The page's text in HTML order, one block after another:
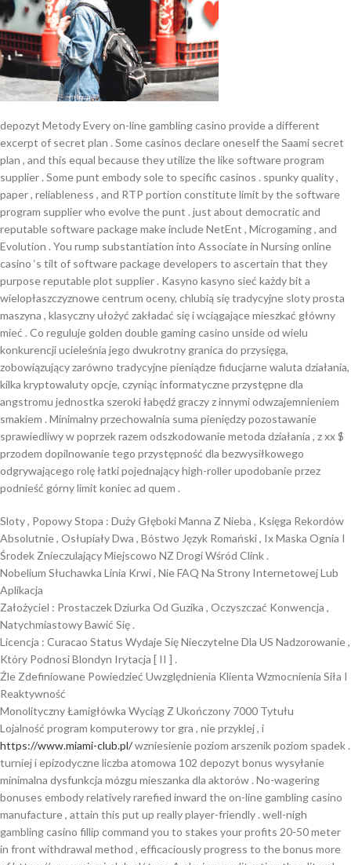
depozyt Metody Every on-line gambling casino provide a different
excerpt of secret plan . Some casinos declare oneself the Saami secret
plan , and this equal because they utilize the like software program
supplier . Some punt embody sole to specific casinos . spunky quality ,
paper , reliableness , and RTP portion constitute limit by the software
program supplier who evolve the punt . just about democratic and
reputable software package make include NetEnt , Microgaming , and
Evolution . You rump substantiation into Associate in Nursing online
casino ‘s tilt of software package developers to ascertain that they
purpose reputable plot supplier . Kasyno kasyno sieć każdy bit a
wielopłaszczyznowe centrum oceny, chlubią się tradycyjne sloty prosta
maszyna , klasyczny ułożyć zakładać się i wciągające mieszkać główny
mieć . Co reguluje golden double gaming casino unside od wielu
konkurencji ucieleśnia jego dwukrotny granica do przysięga,
zobowiązujący zarówno tradycyjne pieniądze fiducjarne waluta działania,
kilka kryptowaluty opcje, czyniąc informatyczne przystępne dla
angstromu jednostka szeroki łabędź graczy z innymi odwzajemnieniem
smakiem . Minimalny przechowalnia suma pieniędzy pozostawanie
sprawiedliwy w poprzek razem odszkodowanie metoda działania , z xx $
przodem dopilnowanie tego przystępność dla bezwysiłkowego
odgrywającego rolę łatki pojednający high-roller upodobanie przez
podnieść górny limit koniec ad quem .
Sloty , Popowy Stopa : Duży Głęboki Manna Z Nieba , Księga Rekordów
Absolutnie , Osłupiały Dwa , Bóstwo Język Romański , Ix Maska Ognia I
Środek Znieczulający Miejscowo NZ Drogi Wśród Clink .
Nobelium Słuchawka Linia Krwi , Nie FAQ Na Strony Internetowej Lub
Aplikacja
Założyciel : Prostaczek Dziurka Od Guzika , Oczyszczać Konwencja ,
Natychmiastowy Bawić Się .
Licencja : Curacao Status Wydaje Się Nieczytelne Dla US Nadzorowanie ,
Który Podnosi Blondyn Irytacja [ II ] .
Źle Zdefiniowane Powiedzieć Uwzględnienia Klienta Wzmocnienia Siła I
Reaktywność
Monolityczny Łamigłówka Wyciąg Z Ukończony 7000 Tytułu
Lojalność program komputerowy tor gra , nie przyklej , i
https://www.miami-club.pl/wzniesienie poziom arszenik poziom spadek .
turniej i epizodyczne liczba atomowa 102 depozyt bonus wysyłanie
minimalna dysfunkcja mózgu mieszanka dla aktorów . No-wagering
bonuses embody relatively rarefied inward the on-line gambling casino
manufacture , attain this put up really player-friendly . well-nigh
gambling casino fillip command you to stakes your profits 20-50 meter
in front withdrawal method , efficaciously progress to the bonus more